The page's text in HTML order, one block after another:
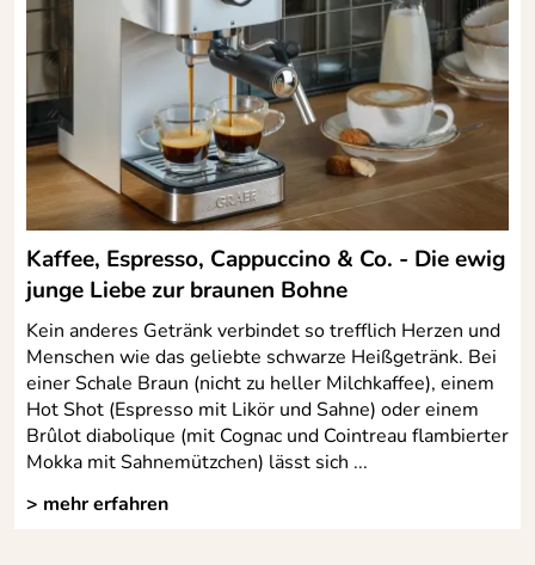
Kaffee, Espresso, Cappuccino & Co. - Die ewig
junge Liebe zur braunen Bohne
Kein anderes Getränk verbindet so trefflich Herzen und
Menschen wie das geliebte schwarze Heißgetränk. Bei
einer Schale Braun (nicht zu heller Milchkaffee), einem
Hot Shot (Espresso mit Likör und Sahne) oder einem
Brûlot diabolique (mit Cognac und Cointreau flambierter
Mokka mit Sahnemützchen) lässt sich ...
> mehr erfahren